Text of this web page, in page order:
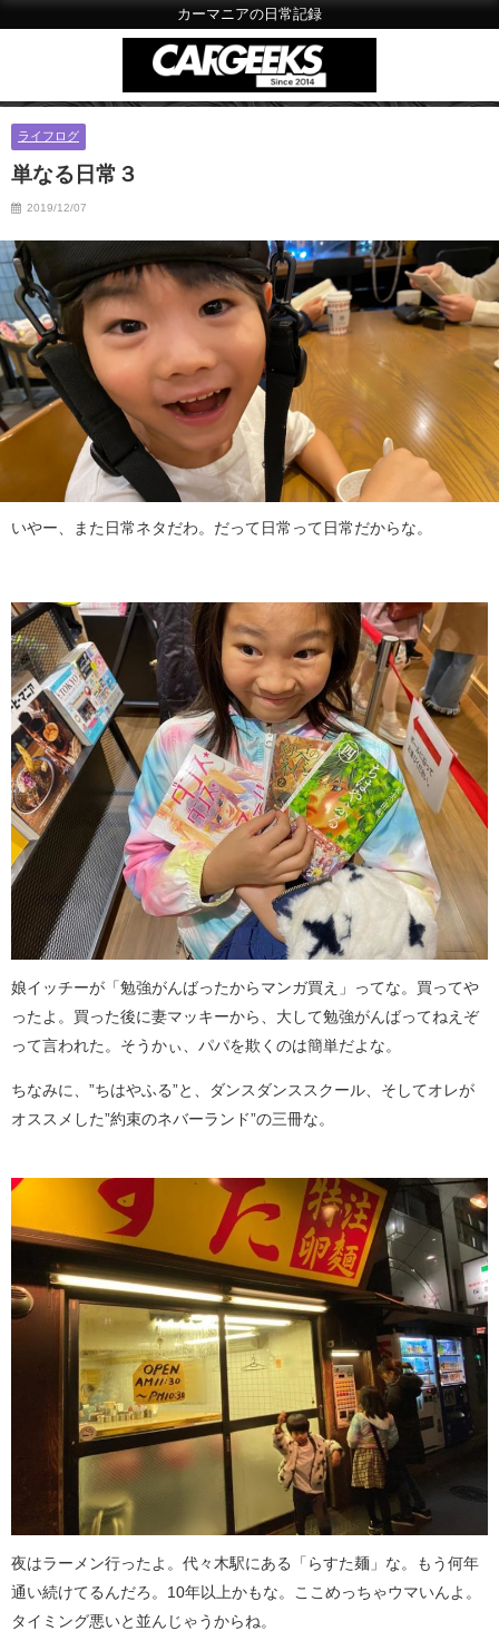
カーマニアの日常記録
ライフログ
単なる日常３
2019/12/07
いやー、また日常ネタだわ。だって日常って日常だからな。
娘イッチーが「勉強がんばったからマンガ買え」ってな。買ってや
ったよ。買った後に妻マッキーから、大して勉強がんばってねえぞ
って言われた。そうかぃ、パパを欺くのは簡単だよな。
ちなみに、”ちはやふる”と、ダンスダンススクール、そしてオレが
オススメした”約束のネバーランド”の三冊な。
夜はラーメン行ったよ。代々木駅にある「らすた麺」な。もう何年
通い続けてるんだろ。10年以上かもな。ここめっちゃウマいんよ。
タイミング悪いと並んじゃうからね。